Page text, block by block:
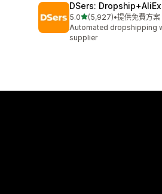
DSers:
5.0滿分 5 顆星
(5,927)
共有 5927 則評價
•提供免費方案
Automated dropshipping
supplier